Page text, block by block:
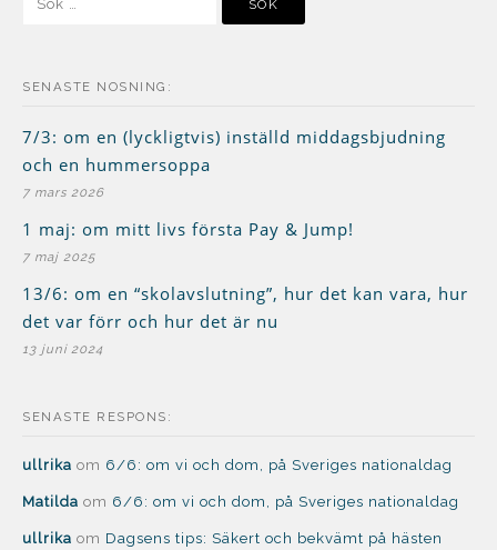
SENASTE NOSNING:
7/3: om en (lyckligtvis) inställd middagsbjudning
och en hummersoppa
7 mars 2026
1 maj: om mitt livs första Pay & Jump!
7 maj 2025
13/6: om en “skolavslutning”, hur det kan vara, hur
det var förr och hur det är nu
13 juni 2024
SENASTE RESPONS:
ullrika om 6/6: om vi och dom, på Sveriges nationaldag
Matilda om 6/6: om vi och dom, på Sveriges nationaldag
ullrika om Dagsens tips: Säkert och bekvämt på hästen